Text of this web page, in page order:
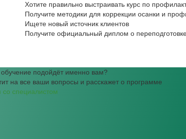
Хотите правильно выстраивать курс по
Получите методики для коррекции осанки и
Ищете новый источник клиентов
Получите официальный диплом о
обучение подойдёт именно вам?
на все ваши вопросы и расскажет о программе
со специалистом